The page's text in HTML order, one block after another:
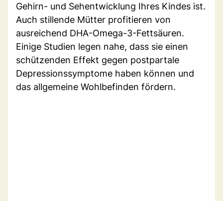
Gehirn- und Sehentwicklung Ihres Kindes ist.
Auch stillende Mütter profitieren von
ausreichend DHA-Omega-3-Fettsäuren.
Einige Studien legen nahe, dass sie einen
schützenden Effekt gegen postpartale
Depressionssymptome haben können und
das allgemeine Wohlbefinden fördern.